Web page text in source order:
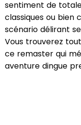
sentiment de
classiques ou bien
scénario délirant
Vous trouverez
ce remaster qui
aventure dingue